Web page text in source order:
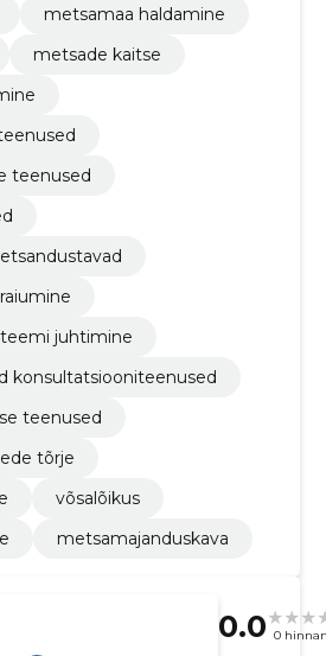
metsamaa haldamine
metsade kaitse
teenused
juhtimine
konsultatsiooniteenused
teenused
tõrje
võsalõikus
metsamajanduskava
0.0 0